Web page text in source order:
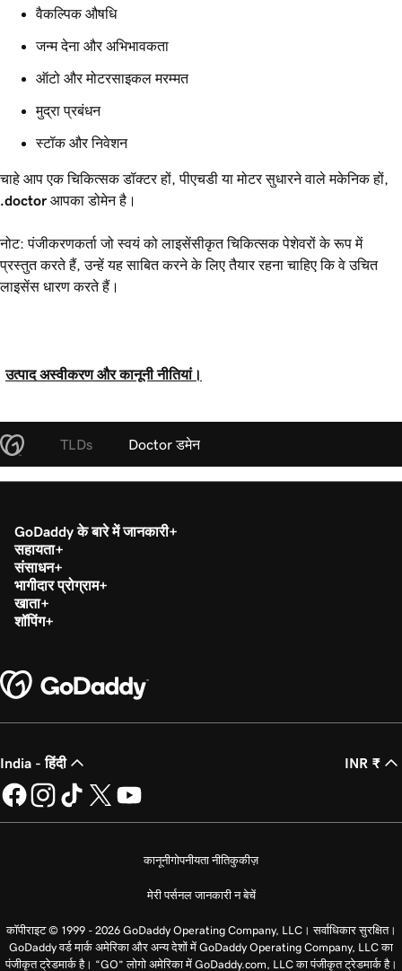
वैकल्पिक औषधि
जन्म देना और अभिभावकता
ऑटो और मोटरसाइकल मरम्मत
मुद्रा प्रबंधन
स्टॉक और निवेशन
चाहे आप एक चिकित्सक डॉक्टर हों, पीएचडी या मोटर सुधारने वाले मकेनिक हों,
.doctor आपका डोमेन है।
नोट: पंजीकरणकर्ता जो स्वयं को लाइसेंसीकृत चिकित्सक पेशेवरों के रूप में
प्रस्तुत करते हैं, उन्हें यह साबित करने के लिए तैयार रहना चाहिए कि वे उचित
लाइसेंस धारण करते हैं।
उत्पाद अस्वीकरण और कानूनी नीतियां।
TLDs Doctor डमेन
GoDaddy के बारे में जानकारी
सहायता
संसाधन
भागीदार प्रोग्राम
खाता
शॉपिंग
India - हिंदी INR ₹
कानूनीगोपनीयता नीतिकुकीज़
मेरी पर्सनल जानकारी न बेचें
कॉपीराइट © 1999 - 2026 GoDaddy Operating Company, LLC। सर्वाधिकार सुरक्षित।
GoDaddy वर्ड मार्क अमेरिका और अन्य देशों में GoDaddy Operating Company, LLC का
पंजीकृत ट्रेडमार्क है। “GO” लोगो अमेरिका में GoDaddy.com, LLC का पंजीकृत ट्रेडमार्क है।